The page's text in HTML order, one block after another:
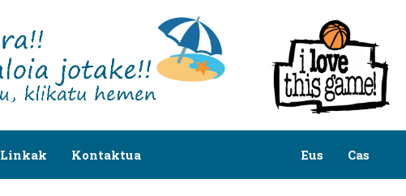
Linkak Kontaktua Eus Cas